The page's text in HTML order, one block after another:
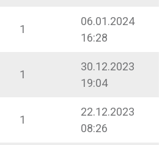
1
06.01.2024
16:28
1
30.12.2023
19:04
1
22.12.2023
08:26